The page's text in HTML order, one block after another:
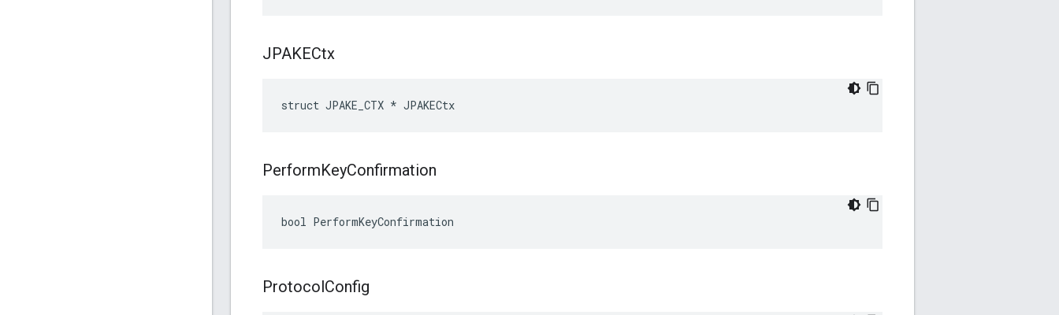
JPAKECtx
struct JPAKE_CTX * JPAKECtx
PerformKeyConfirmation
bool PerformKeyConfirmation
ProtocolConfig